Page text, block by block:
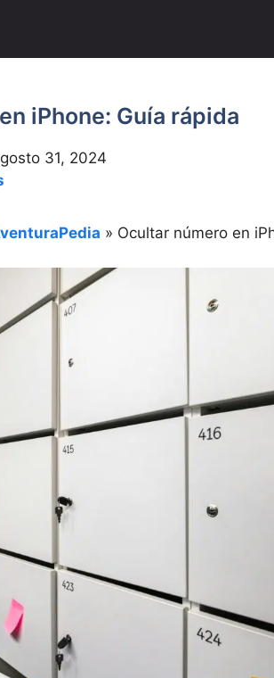
iPhone: Guía rápida
31, 2024
» Ocultar número en